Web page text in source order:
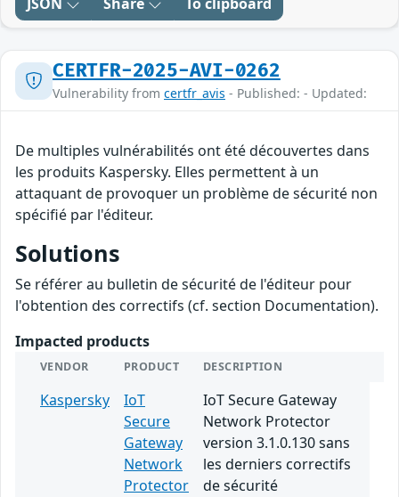
CERTFR-2025-AVI-0262
Vulnerability from certfr_avis - Published: - Updated:
De multiples vulnérabilités ont été découvertes dans
les produits Kaspersky. Elles permettent à un
attaquant de provoquer un problème de sécurité non
spécifié par l'éditeur.
Solutions
Se référer au bulletin de sécurité de l'éditeur pour
l'obtention des correctifs (cf. section Documentation).
Impacted products
VENDOR PRODUCT DESCRIPTION
Kaspersky
IoT
Secure
Gateway
Network
Protector
IoT Secure Gateway
Network Protector
version 3.1.0.130 sans
les derniers correctifs
de sécurité